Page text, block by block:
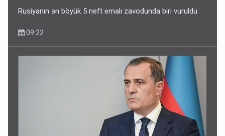
Rusiyanın ən böyük 5 neft emalı zavodunda biri vuruldu
09:22